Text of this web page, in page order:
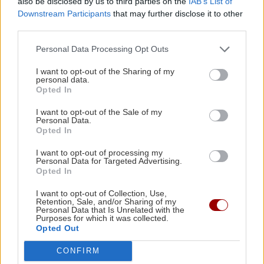
Downstream Participants that may further disclose it to other
Personal Data Processing Opt Outs
I want to opt-out of the Sharing of my
personal data.
Opted In
I want to opt-out of the Sale of my
Personal Data.
Opted In
I want to opt-out of processing my
Personal Data for Targeted Advertising.
Opted In
I want to opt-out of Collection, Use,
Retention, Sale, and/or Sharing of my
Personal Data that Is Unrelated with the
Purposes for which it was collected.
Opted Out
CONFIRM
Ιός Δυτικού Νείλου: Τα "καμπανάκια" των
συμπτωμάτων - Τα μέτρα προστασίας μέχρι
τον Οκτώβριο
18:29
ΑΘΛΗΤΙΚΑ
ΟΦΗ: Συμφωνία με τον Ιταλό αμυντικό
Ηράκλειο για τις υπογραφές
18:22
ΕΛΛΑΔΑ
ΙΣΑ: Ζητάει άμεση αναστολή της
υποχρεωτικής καταχώρισης διαγνωστικών
εξετάσεων στο Ψηφιακό Αποθετήριο
ΠΕΡΙΣΣΟΤΕΡΑ